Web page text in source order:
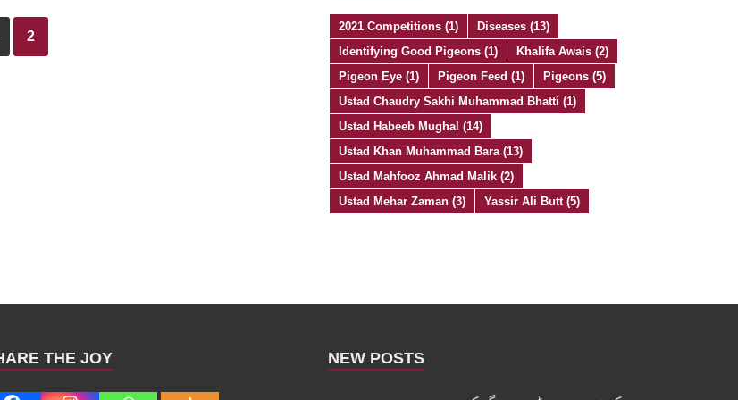
2
2021 Competitions (1) Diseases (13)
Identifying Good Pigeons (1) Khalifa Awais (2)
Pigeon Eye (1) Pigeon Feed (1) Pigeons (5)
Ustad Chaudry Sakhi Muhammad Bhatti (1)
Ustad Habeeb Mughal (14)
Ustad Khan Muhammad Bara(13)
Ustad Mahfooz Ahmad Malik (2)
Ustad Mehar Zaman (3) Yassir Ali Butt(5)
THE JOY NEW POSTS